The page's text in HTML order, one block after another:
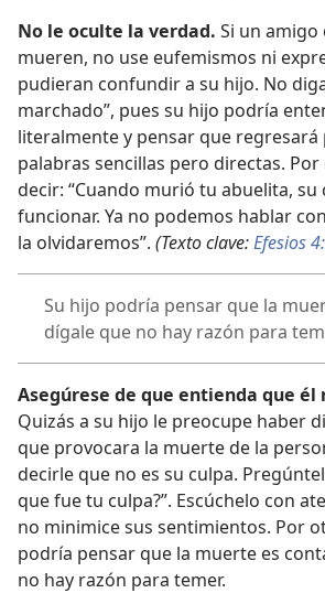
No le oculte la verdad. Si un
mueren, no use eufemismos ni
pudieran confundir a su hijo. No
marchado”, pues su hijo podría
literalmente y pensar que
palabras sencillas pero directas.
decir: “Cuando murió tu abuelita,
funcionar. Ya no podemos hablar
la olvidaremos”. (Texto clave:Efesios
Su hijo podría pensar que la
dígale que no hay razón para
Asegúrese de que entienda que él
Quizás a su hijo le preocupe haber
que provocara la muerte de la
decirle que no es su culpa.
que fue tu culpa?”. Escúchelo con
no minimice sus sentimientos. Por
podría pensar que la muerte es
no hay razón para temer.